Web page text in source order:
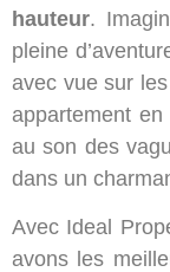
hauteur.
pleine
avec vue sur
appartement
au son des
dans un
Avec Ideal
avons les